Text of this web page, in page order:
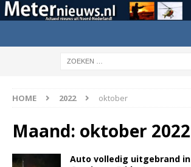
HOME 2022 oktober
Maand: oktober 2022
Auto volledig uitgebrand in